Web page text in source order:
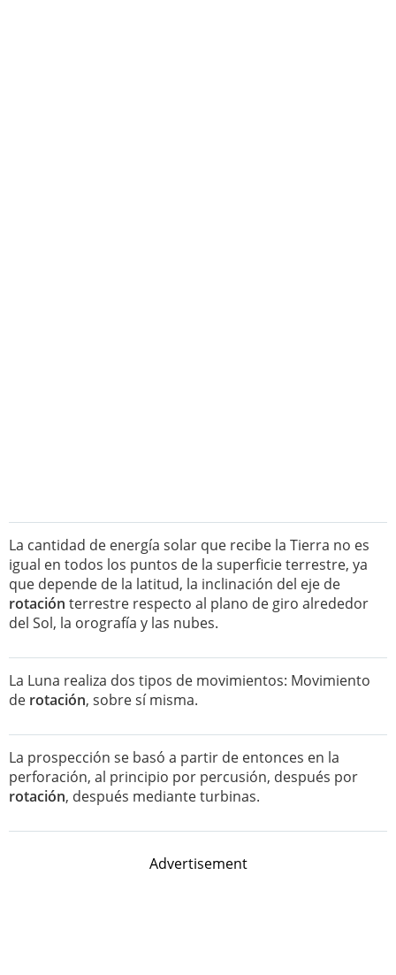
La cantidad de energía solar que recibe la Tierra no es
igual en todos los puntos de la superficie terrestre, ya
que depende de la latitud, la inclinación del eje de
rotación terrestre respecto al plano de giro alrededor
del Sol, la orografía y las nubes.
La Luna realiza dos tipos de movimientos: Movimiento
de rotación, sobre sí misma.
La prospección se basó a partir de entonces en la
perforación, al principio por percusión, después por
rotación, después mediante turbinas.
Advertisement